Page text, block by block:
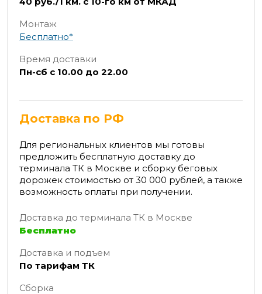
Монтаж
Бесплатно*
Время доставки
Пн-сб с 10.00 до 22.00
Доставка по РФ
Для региональных клиентов мы готовы
предложить бесплатную доставку до
терминала ТК в Москве и сборку беговых
дорожек стоимостью от 30 000 рублей, а также
возможность оплаты при получении.
Доставка до терминала ТК в Москве
Бесплатно
Доставка и подъем
По тарифам ТК
Сборка